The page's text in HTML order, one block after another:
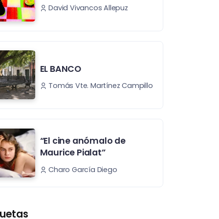
David Vivancos Allepuz
EL BANCO
Tomás Vte. Martínez Campillo
“El cine anómalo de
Maurice Pialat”
Charo García Diego